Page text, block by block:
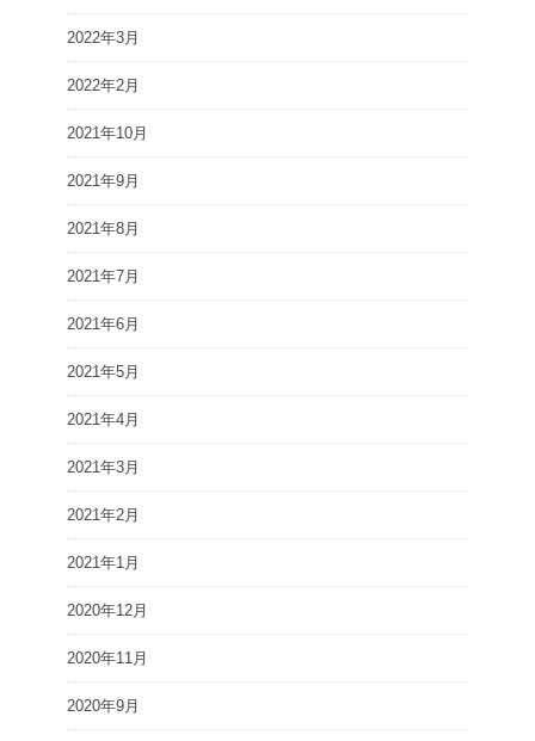
2022年3月
2022年2月
2021年10月
2021年9月
2021年8月
2021年7月
2021年6月
2021年5月
2021年4月
2021年3月
2021年2月
2021年1月
2020年12月
2020年11月
2020年9月